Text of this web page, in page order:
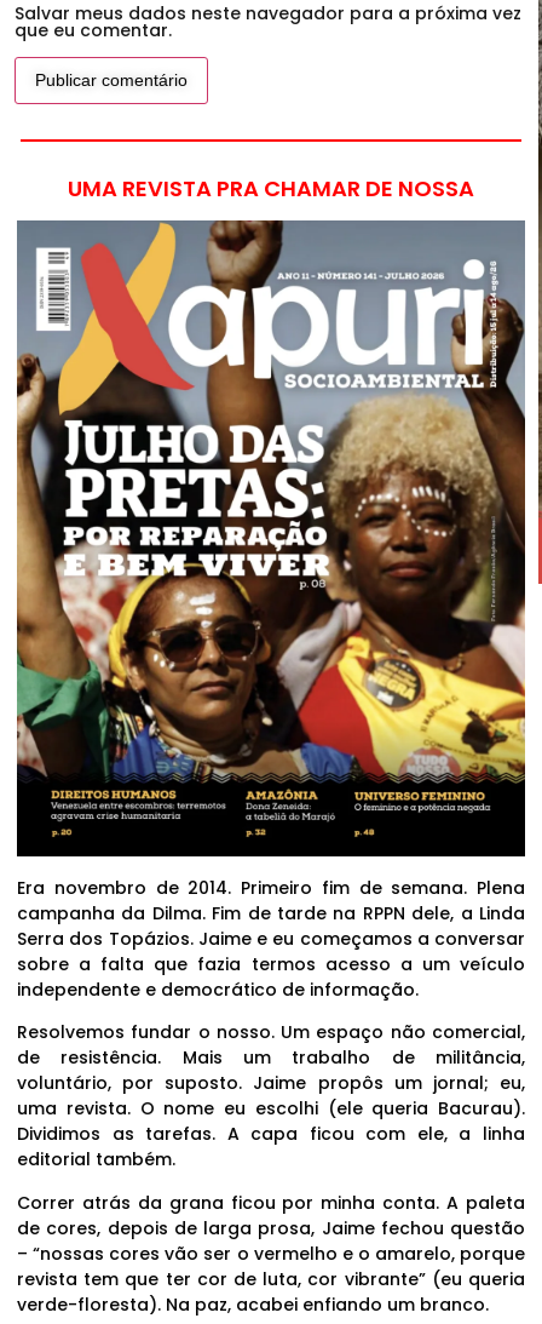
Salvar meus dados neste navegador para a próxima vez
que eu comentar.
UMA REVISTA PRA CHAMAR DE NOSSA
Era novembro de 2014. Primeiro fim de semana. Plena
campanha da Dilma. Fim de tarde na RPPN dele, a Linda
Serra dos Topázios. Jaime e eu começamos a conversar
sobre a falta que fazia termos acesso a um veículo
independente e democrático de informação.
Resolvemos fundar o nosso. Um espaço não comercial,
de resistência. Mais um trabalho de militância,
voluntário, por suposto. Jaime propôs um jornal; eu,
uma revista. O nome eu escolhi (ele queria Bacurau).
Dividimos as tarefas. A capa ficou com ele, a linha
editorial também.
Correr atrás da grana ficou por minha conta. A paleta
de cores, depois de larga prosa, Jaime fechou questão
– “nossas cores vão ser o vermelho e o amarelo, porque
revista tem que ter cor de luta, cor vibrante” (eu queria
verde-floresta). Na paz, acabei enfiando um branco.